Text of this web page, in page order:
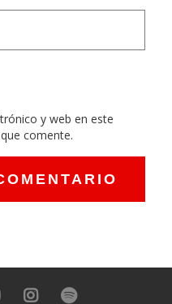
y web en este
comente.